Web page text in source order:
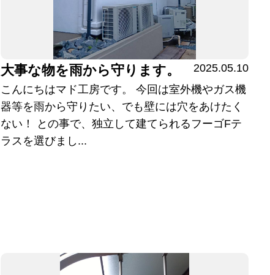
大事な物を雨から守ります。
2025.05.10
こんにちはマド工房です。 今回は室外機やガス機
器等を雨から守りたい、でも壁には穴をあけたく
ない！ との事で、独立して建てられるフーゴFテ
ラスを選びまし...